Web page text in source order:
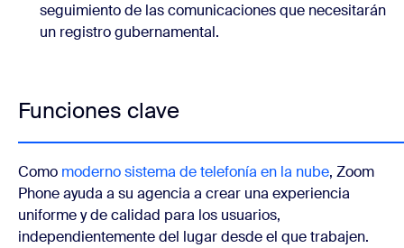
seguimiento de las comunicaciones que necesitarán
un registro gubernamental.
Funciones clave
Como moderno sistema de telefonía en la nube, Zoom
Phone ayuda a su agencia a crear una experiencia
uniforme y de calidad para los usuarios,
independientemente del lugar desde el que trabajen.